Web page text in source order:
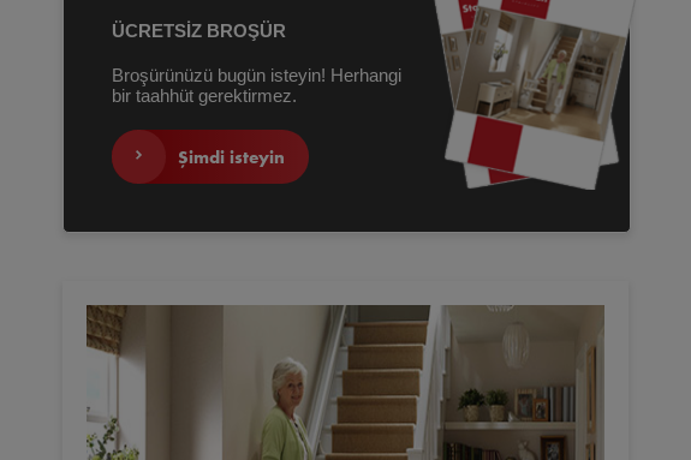
ÜCRETSIZ BROŞÜR
Broşürünüzü bugün isteyin! Herhangi
bir taahhüt gerektirmez.
Şimdi isteyin